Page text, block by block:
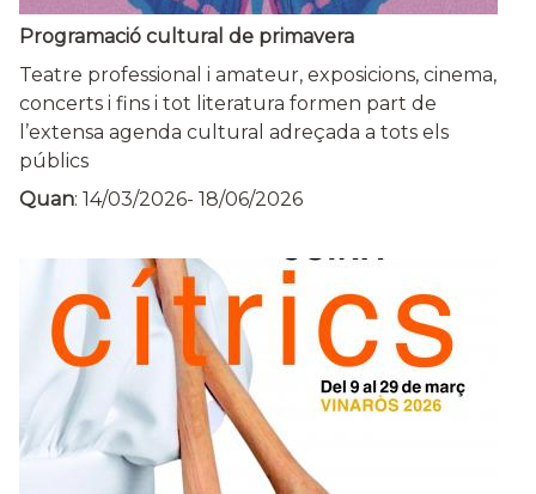
Programació cultural de primavera
Teatre professional i amateur, exposicions, cinema,
concerts i fins i tot literatura formen part de
l’extensa agenda cultural adreçada a tots els
públics
Quan: 14/03/2026- 18/06/2026